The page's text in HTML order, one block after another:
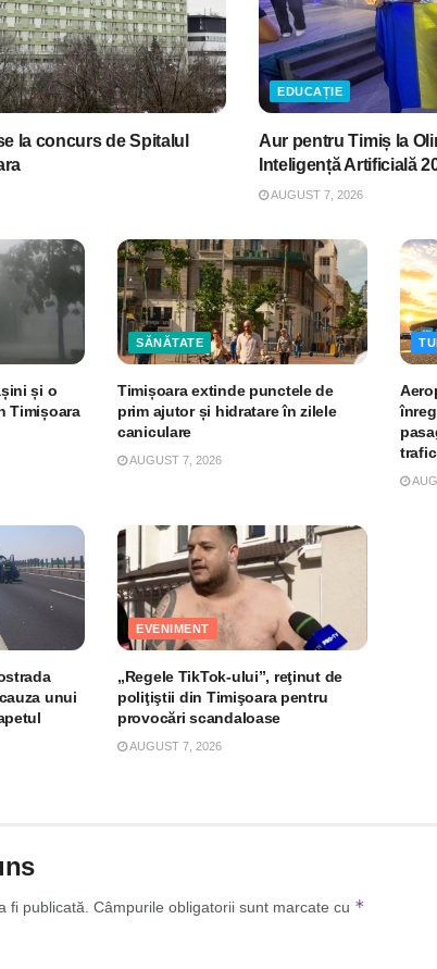
la concurs de Spitalul
EDUCAȚIE
Aur pentru Timiș la
Inteligență Artificială
AUGUST 7, 2026
și o
Timișoara
SĂNĂTATE
Timișoara extinde punctele de
prim ajutor și hidratare în zilele
caniculare
AUGUST 7, 2026
unui
EVENIMENT
„Regele TikTok-ului”, reţinut de
poliţiştii din Timişoara pentru
provocări scandaloase
AUGUST 7, 2026
fi publicată. Câmpurile obligatorii sunt marcate cu *